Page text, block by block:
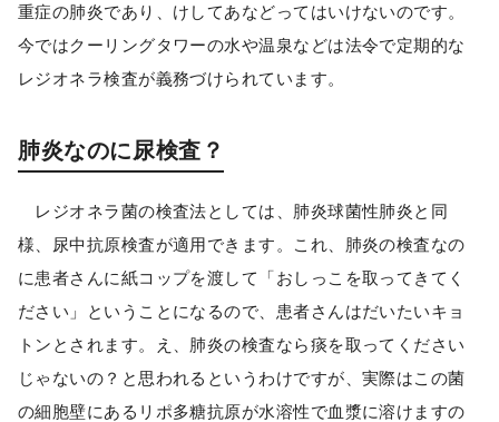
重症の肺炎であり、けしてあなどってはいけないのです。
今ではクーリングタワーの水や温泉などは法令で定期的な
レジオネラ検査が義務づけられています。
肺炎なのに尿検査？
レジオネラ菌の検査法としては、肺炎球菌性肺炎と同
様、尿中抗原検査が適用できます。これ、肺炎の検査なの
に患者さんに紙コップを渡して「おしっこを取ってきてく
ださい」ということになるので、患者さんはだいたいキョ
トンとされます。え、肺炎の検査なら痰を取ってください
じゃないの？と思われるというわけですが、実際はこの菌
の細胞壁にあるリポ多糖抗原が水溶性で血漿に溶けますの